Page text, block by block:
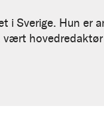
i Sverige. Hun er